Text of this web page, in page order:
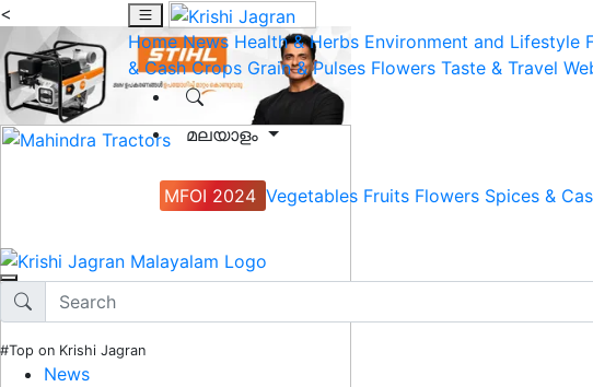
<
Home News Health & Herbs Environment and Lifestyle
& Cash Crops Grain & Pulses Flowers Taste & Travel
മലയാളം
MFOI 2024 Vegetables Fruits Flowers Spices &
#Top on Krishi Jagran
News